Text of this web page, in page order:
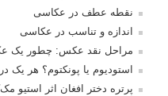
نقطه عطف در عکاسی
اندازه و تناسب در عکاسی
مراحل نقد عکس: چطور یک
استودیوم یا پونکتوم؟ هر
پرتره دختر افغان اثر استیو